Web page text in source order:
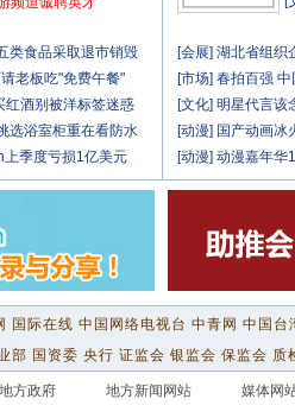
类食品采取退市销毁
请老板吃"免费午餐"
红酒别被洋标签迷惑
选浴室柜重在看防水
上季度亏损1亿美元
[会展] 湖北省组织
[市场] 春拍百强
[文化] 明星代言该
[动漫] 国产动画冰
[动漫] 动漫嘉年华
国际在线 中国网络电视台 中青网 中国台
部 国资委 央行 证监会 银监会 保监会 质
地方政府 地方新闻网站 媒体网